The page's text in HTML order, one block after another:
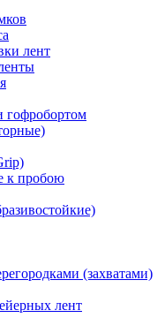
лент
гофробортом
к пробою
(захватами)
лент